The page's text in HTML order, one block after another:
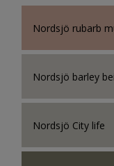
Nordsjö rubarb
Nordsjö barley
Nordsjö City life